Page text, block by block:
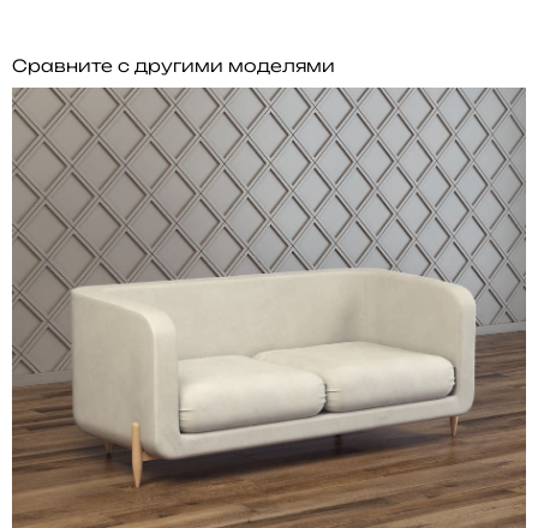
Сравните с другими моделями